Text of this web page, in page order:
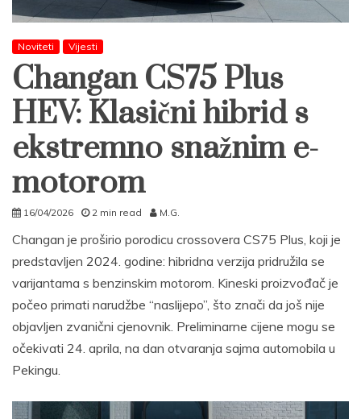
Noviteti Vijesti
Changan CS75 Plus
HEV: Klasični hibrid s
ekstremno snažnim e-
motorom
16/04/2026 2 min read M.G.
Changan je proširio porodicu crossovera CS75 Plus, koji je
predstavljen 2024. godine: hibridna verzija pridružila se
varijantama s benzinskim motorom. Kineski proizvođač je
počeo primati narudžbe “naslijepo”, što znači da još nije
objavljen zvanični cjenovnik. Preliminarne cijene mogu se
očekivati 24. aprila, na dan otvaranja sajma automobila u
Pekingu.